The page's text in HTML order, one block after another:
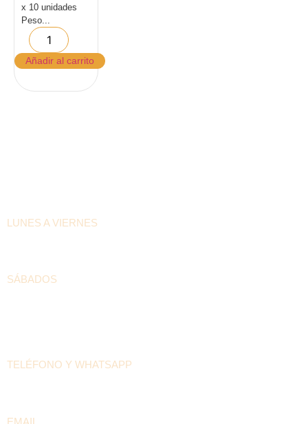
x 10 unidades
Peso...
Añadir al carrito
LUNES A VIERNES
SÁBADOS
TELÉFONO Y WHATSAPP
EMAIL